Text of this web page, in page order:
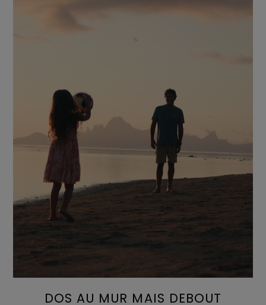
DOS AU MUR MAIS DEBOUT